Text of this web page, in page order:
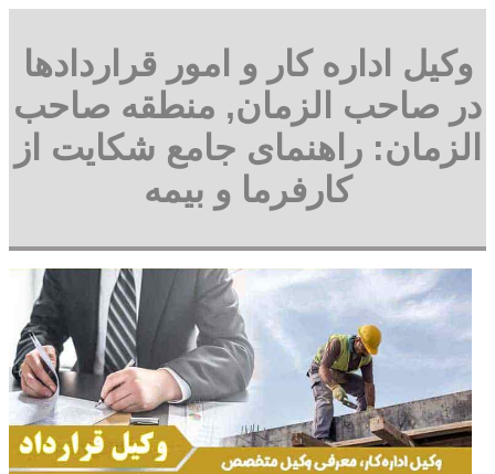
وکیل اداره کار و امور قراردادها
در صاحب الزمان, منطقه صاحب
الزمان: راهنمای جامع شکایت از
کارفرما و بیمه